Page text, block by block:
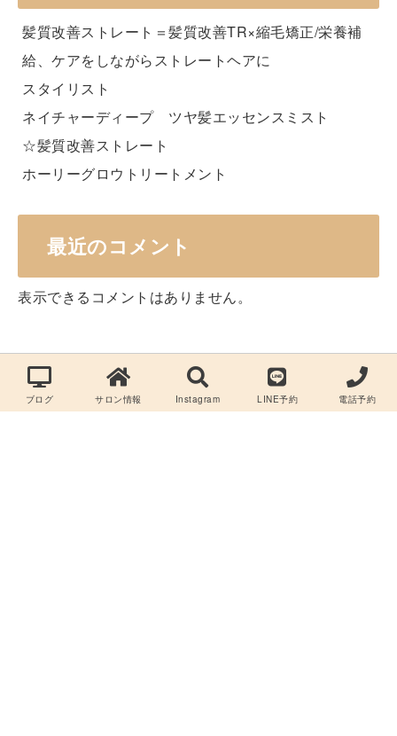
髪質改善ストレート＝髪質改善TR×縮毛矯正/栄養補
給、ケアをしながらストレートヘアに
スタイリスト
ネイチャーディープ ツヤ髪エッセンスミスト
☆髪質改善ストレート
ホーリーグロウトリートメント
最近のコメント
表示できるコメントはありません。
ブログ サロン情報 Instagram LINE予約 電話予約